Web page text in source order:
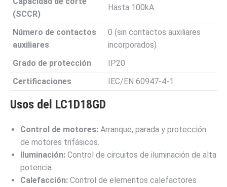
(SCCR)
Hasta 100kA
Número de contactos
auxiliares
0 (sin contactos auxiliares
incorporados)
Grado de protección
IP20
Certificaciones
IEC/EN 60947-4-1
Usos del LC1D18GD
Control de motores: Arranque, parada y protección
de motores trifásicos.
Iluminación: Control de circuitos de iluminación de alta
potencia.
Calefacción: Control de elementos calefactores